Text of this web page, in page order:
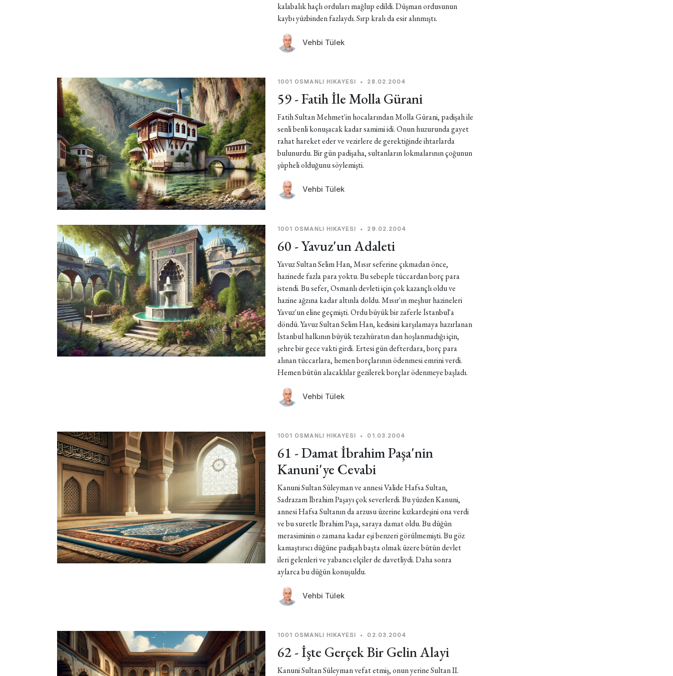
kalabalık haçlı orduları mağlup edildi. Düşman ordusunun
kaybı yüzbinden fazlaydı. Sırp kralı da esir alınmıştı.
Vehbi Tülek
1001 OSMANLI HIKAYESI • 28.02.2004
59 - Fatih İle Molla Gürani
Fatih Sultan Mehmet'in hocalarından Molla Gürani, padişah ile
senli benli konuşacak kadar samimi idi. Onun huzurunda gayet
rahat hareket eder ve vezirlere de gerektiğinde ihtarlarda
bulunurdu. Bir gün padişaha, sultanların lokmalarının çoğunun
şüpheli olduğunu söylemişti.
Vehbi Tülek
1001 OSMANLI HIKAYESI • 29.02.2004
60 - Yavuz'un Adaleti
Yavuz Sultan Selim Han, Mısır seferine çıkmadan önce,
hazinede fazla para yoktu. Bu sebeple tüccardan borç para
istendi. Bu sefer, Osmanlı devleti için çok kazançlı oldu ve
hazine ağzına kadar altınla doldu. Mısır'ın meşhur hazineleri
Yavuz'un eline geçmişti. Ordu büyük bir zaferle İstanbul'a
döndü. Yavuz Sultan Selim Han, kedisini karşılamaya hazırlanan
İstanbul halkının büyük tezahüratın dan hoşlanmadığı için,
şehre bir gece vakti girdi. Ertesi gün defterdara, borç para
alınan tüccarlara, hemen borçlarının ödenmesi emrini verdi.
Hemen bütün alacaklılar gezilerek borçlar ödenmeye başladı.
Vehbi Tülek
1001 OSMANLI HIKAYESI • 01.03.2004
61 - Damat İbrahim Paşa'nin
Kanuni'ye Cevabi
Kanuni Sultan Süleyman ve annesi Valide Hafsa Sultan,
Sadrazam İbrahim Paşayı çok severlerdi. Bu yüzden Kanuni,
annesi Hafsa Sultanın da arzusu üzerine kızkardeşini ona verdi
ve bu suretle İbrahim Paşa, saraya damat oldu. Bu düğün
merasiminin o zamana kadar eşi benzeri görülmemişti. Bu göz
kamaştırıcı düğüne padişah başta olmak üzere bütün devlet
ileri gelenleri ve yabancı elçiler de davetliydi. Daha sonra
aylarca bu düğün konuşuldu.
Vehbi Tülek
1001 OSMANLI HIKAYESI • 02.03.2004
62 - İşte Gerçek Bir Gelin Alayi
Kanuni Sultan Süleyman vefat etmiş, onun yerine Sultan II.